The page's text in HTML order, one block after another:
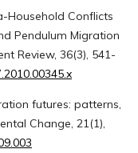
Household Conflicts
Pendulum Migration
Review, 36(3), 541-
futures: patterns,
Change, 21(1),